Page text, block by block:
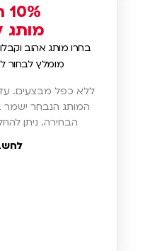
10% הנחה על
מותג
בחרו מותג אהוב וקבלו עליו 10% הנחה
מומלץ לבחור
ללא כפל מבצעים.
הבחירה. ניתן להחליף